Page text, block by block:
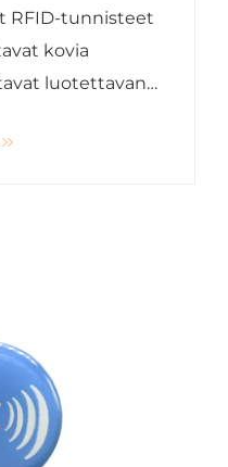
RFID-tunnisteet
kovia
luotettavan